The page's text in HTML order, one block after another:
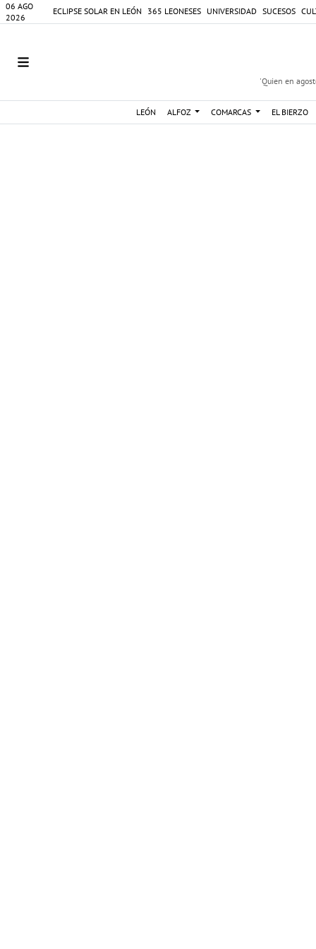
06 AGO
2026
ECLIPSE SOLAR EN LEÓN 365 LEONESES UNIVERSIDAD SUCESOS
'Quien en
LEÓN ALFOZ COMARCAS EL BIERZO